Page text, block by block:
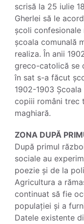
scrisă la 25 iulie
Gherlei să le
școli
școala comunală
realiza. În anii
greco-catolică se
în sat s-a făcut
1902-1903
copiii români trec
maghiară.
ZONA DUPĂ
După primul
sociale au
poezie și de la
Agricultura a
continuat să fie
populației și a
Datele existente